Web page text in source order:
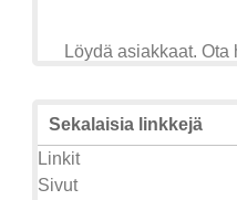
Löydä asiakkaat. Ota
Sekalaisia linkkejä
Linkit
Sivut